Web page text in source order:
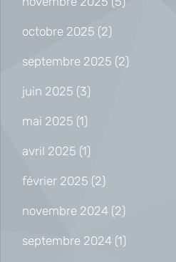
octobre 2025 (2)
septembre 2025 (2)
juin 2025 (3)
mai 2025 (1)
avril 2025 (1)
février 2025 (2)
novembre 2024 (2)
septembre 2024 (1)